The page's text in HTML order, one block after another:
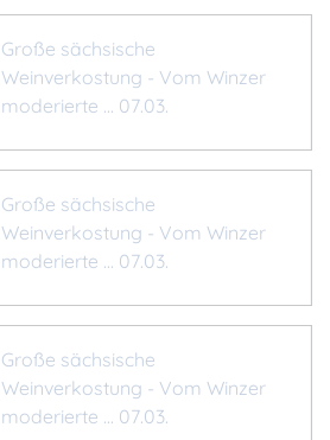
Große sächsische
Weinverkostung - Vom Winzer
moderierte ... 07.03.
Große sächsische
Weinverkostung - Vom Winzer
moderierte ... 07.03.
Große sächsische
Weinverkostung - Vom Winzer
moderierte ... 07.03.